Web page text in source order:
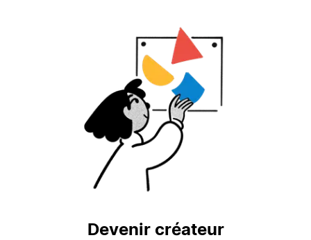
Devenir créateur